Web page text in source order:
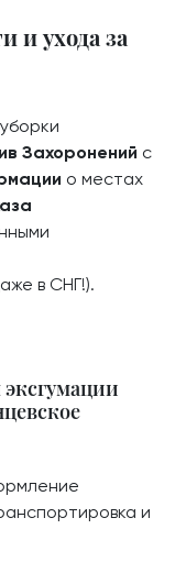
и ухода за
Захоронений с
о местах
в СНГ!).
и